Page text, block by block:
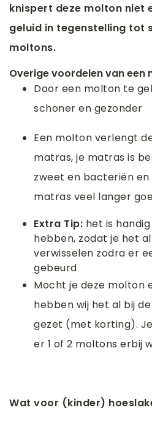
knispert deze molton niet
geluid in tegenstelling tot
moltons.
Overige voordelen van een
Door een molton te
schoner en gezonder
Een molton verlengt
matras, je matras is
zweet en bacteriën
matras veel langer
Extra Tip: het is
hebben, zodat je het
verwisselen zodra er
gebeurd
Mocht je deze molton
hebben wij het al bij
gezet (met korting).
er 1 of 2 moltons erbij
Wat voor (kinder)